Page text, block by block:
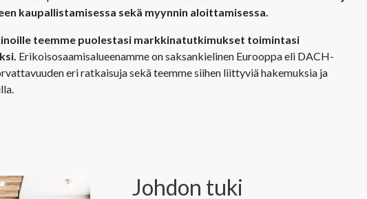
kaupallistamisessa sekä myynnin aloittamisessa.
teemme puolestasi markkinatutkimukset toimintasi
Erikoisosaamisalueenamme on saksankielinen Eurooppa eli DACH-
eri ratkaisuja sekä teemme siihen liittyviä hakemuksia ja
Johdon tuki